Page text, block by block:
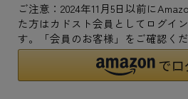
ご注意：2024年11月5日以前に
た方はカドスト会員としてログイ
す。「会員のお客様」をご確認くだ